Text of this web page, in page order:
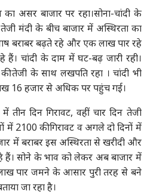
का असर बाजार पर रहा।सोना-चांदी के
मंदी के बीच बाजार में अस्थिरता का
बराबर बढ़ते रहे और एक लाख पार रहे
चांदी के दाम में घट-बढ़ जारी रही।
तेजी के साथ लखपति रहा । चांदी भी
16 हजार से अधिक पर पहुंच गई।
दिन गिरावट, वहीं चार दिन तेजी
में 2100 की गिरावट व अगले दो दिनों में
में बराबर इस अस्थिरता से खरीदी और
हैं। सोने के भाव को लेकर अब बाजार में
पार जमने के आसार पुरी तरह से बने
जा रहा है।